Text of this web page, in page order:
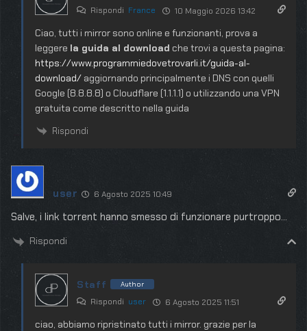
Rispondi France 10 Maggio 2026 13:42
Ciao, tutti i mirror sono online e funzionanti, prova a
leggere la guida al download che trovi a questa pagina:
https://www.programmiedovetrovarli.it/guida-al-
download/ aggiornando principalmente i DNS con quelli
Google (8.8.8.8) o Cloudflare (1.1.1.1) o utilizzando una VPN
gratuita come descritto nella guida
Rispondi
user 6 Agosto 2025 10:49
Salve, i link torrent hanno smesso di funzionare purtroppo…
Rispondi
Staff Author
Rispondi user 6 Agosto 2025 11:51
ciao, abbiamo ripristinato tutti i mirror. grazie per la